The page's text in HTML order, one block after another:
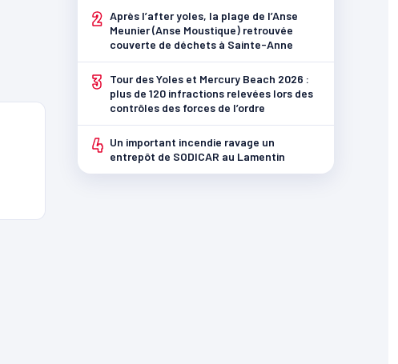
2 Après l’after yoles, la plage de l’Anse
Meunier (Anse Moustique) retrouvée
couverte de déchets à Sainte-Anne
3
Tour des Yoles et Mercury Beach 2026 :
plus de 120 infractions relevées lors des
contrôles des forces de l’ordre
4 Un important incendie ravage un
entrepôt de SODICAR au Lamentin